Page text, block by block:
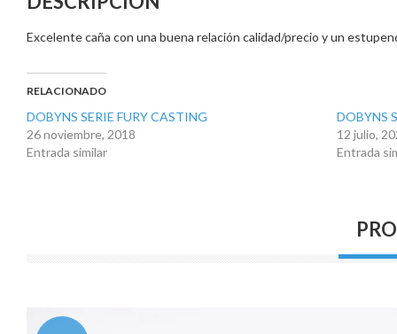
Excelente caña con una buena relación calidad/precio y un
RELACIONADO
DOBYNS SERIE FURY CASTING
26 noviembre, 2018
Entrada similar
DOBYNS
12 julio,
Entrada